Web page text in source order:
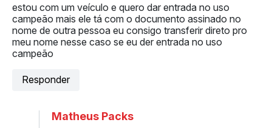
estou com um veículo e quero dar entrada no uso
campeão mais ele tá com o documento assinado no
nome de outra pessoa eu consigo transferir direto pro
meu nome nesse caso se eu der entrada no uso
campeão
Responder
Matheus Packs